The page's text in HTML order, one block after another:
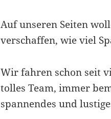
Auf unseren Seiten
verschaffen, wie viel
Wir fahren schon seit
tolles Team, immer
spannendes und